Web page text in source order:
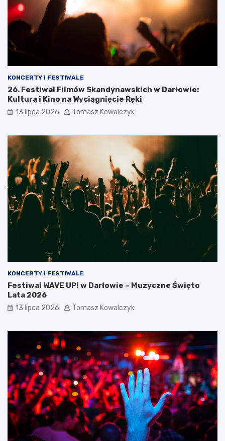
KONCERTY I FESTIWALE
26. Festiwal Filmów Skandynawskich w Darłowie:
Kultura i Kino na Wyciągnięcie Ręki
13 lipca 2026 Tomasz Kowalczyk
KONCERTY I FESTIWALE
Festiwal WAVE UP! w Darłowie – Muzyczne Święto
Lata 2026
13 lipca 2026 Tomasz Kowalczyk